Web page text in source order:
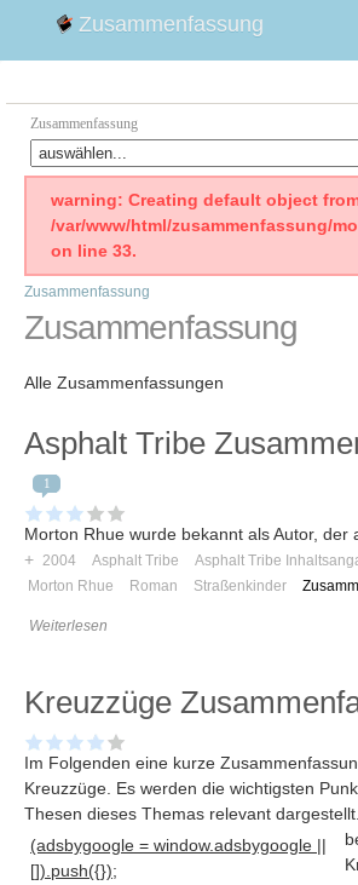
Zusammenfassung
Zusammenfassung
Faust
Willhelm Tell
Emilia Galotti
1. Weltkrieg Zusammenfassung
Die Räuber
Maria Stuart
Woyzeck
warning: Creating default object
/var/www/html/zusammenfassung/
on line 33.
Zusammenfassung
Zusammenfassung
Alle Zusammenfassungen
Asphalt Tribe
1
Morton Rhue wurde bekannt als Autor, der
+ 2004 Asphalt Tribe Asphalt Tribe
Morton Rhue
Roman Straßenkinder
Weiterlesen
Kreuzzüge
Im Folgenden eine kurze
Kreuzzüge. Es werden die wichtigsten
Thesen dieses Themas relevant dargestellt
(adsbygoogle = window.adsbygoogle ||
[]).push({});